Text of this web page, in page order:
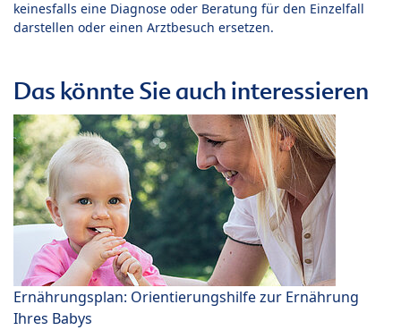
keinesfalls eine Diagnose oder Beratung für den Einzelfall
darstellen oder einen Arztbesuch ersetzen.
Das könnte Sie auch interessieren
Ernährungsplan: Orientierungshilfe zur Ernährung
Ihres Babys